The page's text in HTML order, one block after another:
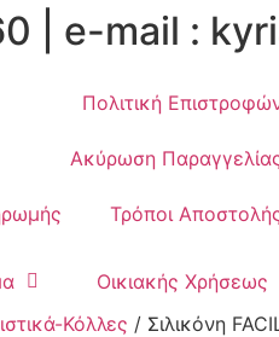
| e-mail :
Πολιτική
Ακύρωση
Τρόποι
Οικιακής Χρήσεως
Κόλλες / Σιλικόνη